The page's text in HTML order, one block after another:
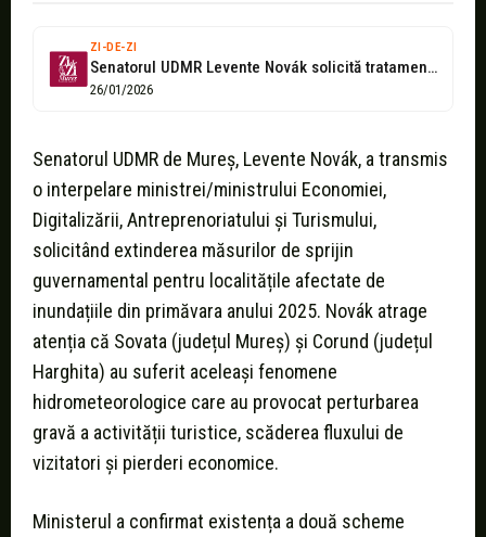
ZI-DE-ZI
Senatorul UDMR Levente Novák solicită tratament echitabil pentru Sovata și Corund
26/01/2026
Senatorul UDMR de Mureș, Levente Novák, a transmis
o interpelare ministrei/ministrului Economiei,
Digitalizării, Antreprenoriatului și Turismului,
solicitând extinderea măsurilor de sprijin
guvernamental pentru localitățile afectate de
inundațiile din primăvara anului 2025. Novák atrage
atenția că Sovata (județul Mureș) și Corund (județul
Harghita) au suferit aceleași fenomene
hidrometeorologice care au provocat perturbarea
gravă a activității turistice, scăderea fluxului de
vizitatori și pierderi economice.
Ministerul a confirmat existența a două scheme